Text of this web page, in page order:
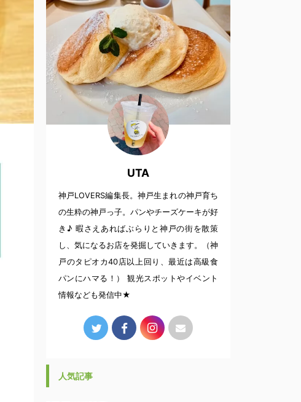
UTA
神戸LOVERS編集長。神戸生まれの神戸育ち
の生粋の神戸っ子。パンやチーズケーキが好
き♪ 暇さえあればぶらりと神戸の街を散策
し、気になるお店を発掘していきます。（神
戸のタピオカ40店以上回り、最近は高級食
パンにハマる！） 観光スポットやイベント
情報なども発信中★
人気記事